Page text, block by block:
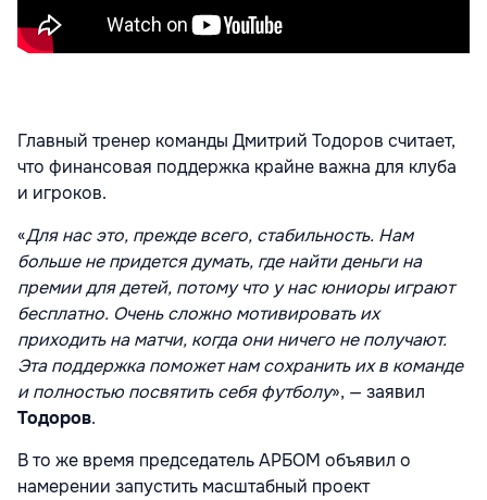
Главный тренер команды Дмитрий Тодоров считает,
что финансовая поддержка крайне важна для клуба
и игроков.
«Для нас это, прежде всего, стабильность. Нам
больше не придется думать, где найти деньги на
премии для детей, потому что у нас юниоры играют
бесплатно. Очень сложно мотивировать их
приходить на матчи, когда они ничего не получают.
Эта поддержка поможет нам сохранить их в команде
и полностью посвятить себя футболу», — заявил
Тодоров.
В то же время председатель АРБОМ объявил о
намерении запустить масштабный проект